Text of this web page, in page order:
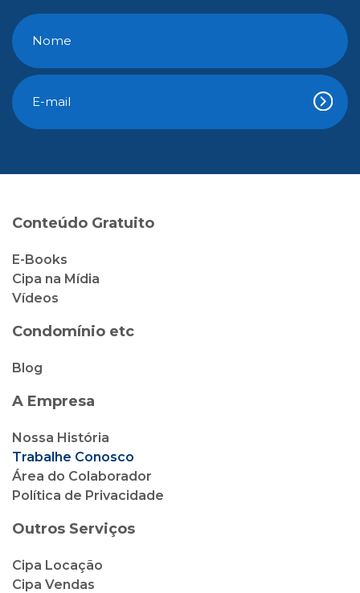
Conteúdo Gratuito
E-Books
Cipa na Mídia
Vídeos
Condomínio etc
Blog
A Empresa
Nossa História
Trabalhe Conosco
Área do Colaborador
Política de Privacidade
Outros Serviços
Cipa Locação
Cipa Vendas